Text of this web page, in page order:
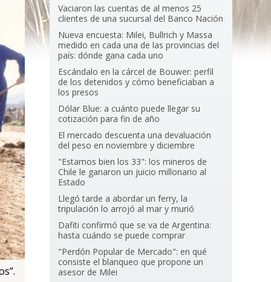
Vaciaron las cuentas de al menos 25
clientes de una sucursal del Banco Nación
Nueva encuesta: Milei, Bullrich y Massa
medido en cada una de las provincias del
país: dónde gana cada uno
Escándalo en la cárcel de Bouwer: perfil
de los detenidos y cómo beneficiaban a
los presos
Dólar Blue: a cuánto puede llegar su
cotización para fin de año
El mercado descuenta una devaluación
del peso en noviembre y diciembre
"Estamos bien los 33": los mineros de
Chile le ganaron un juicio millonario al
Estado
Llegó tarde a abordar un ferry, la
tripulación lo arrojó al mar y murió
Dafiti confirmó que se va de Argentina:
hasta cuándo se puede comprar
"Perdón Popular de Mercado": en qué
consiste el blanqueo que propone un
asesor de Milei